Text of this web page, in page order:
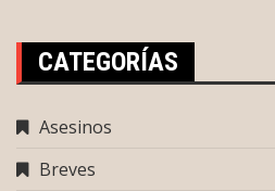
CATEGORÍAS
Asesinos
Breves